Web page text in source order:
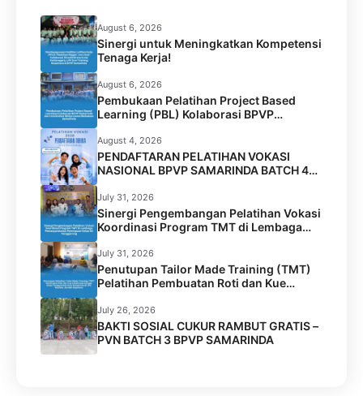
August 6, 2026
Sinergi untuk Meningkatkan Kompetensi
Tenaga Kerja!
August 6, 2026
Pembukaan Pelatihan Project Based
Learning (PBL) Kolaborasi BPVP
Samarinda dan Universitas Widya Gama
Mahakam Samarinda
August 4, 2026
PENDAFTARAN PELATIHAN VOKASI
NASIONAL BPVP SAMARINDA BATCH 4
RESMI DIBUKA!
July 31, 2026
Sinergi Pengembangan Pelatihan Vokasi
Koordinasi Program TMT di Lembaga
Permasyarakatan Perempuan Kelas IIA
Tenggarong
July 31, 2026
Penutupan Tailor Made Training (TMT)
Pelatihan Pembuatan Roti dan Kue
Kolaborasi BPVP Samarinda dengan
Disnaker Kota Samarinda di LPK Mustika
Jamilah Sejahtera
July 26, 2026
BAKTI SOSIAL CUKUR RAMBUT GRATIS –
PVN BATCH 3 BPVP SAMARINDA